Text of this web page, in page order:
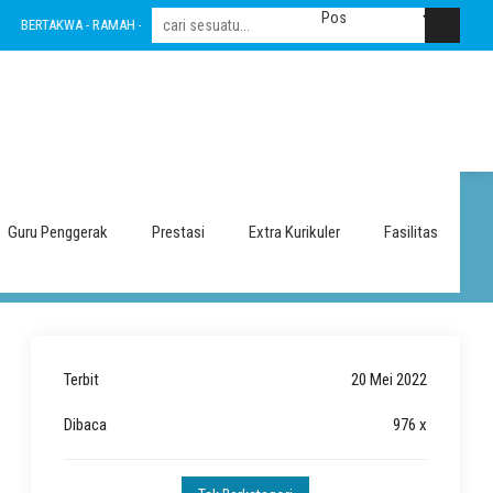
BERTAKWA - RAMAH - INOVATIF - LESTARI - INTEGRITAS - AMANAH - NASIONALIS
Guru Penggerak Prestasi Extra Kurikuler Fasilitas
1 Sragen
Terbit 20 Mei 2022
Dibaca 976 x